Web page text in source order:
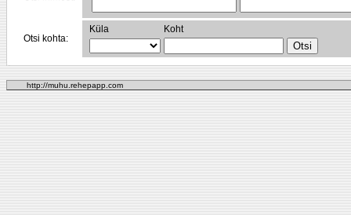
Otsi kohta:
Küla Koht
http://muhu.rehepapp.com